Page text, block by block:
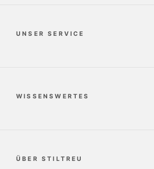
UNSER SERVICE
WISSENSWERTES
ÜBER STILTREU